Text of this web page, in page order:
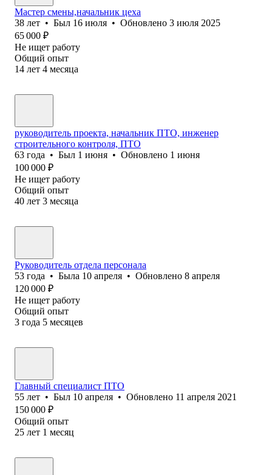
Мастер смены,начальник цеха
38 лет • Был 16 июля • Обновлено 3 июля 2025
65 000 ₽
Не ищет работу
Общий опыт
14 лет 4 месяца
руководитель проекта, начальник ПТО, инженер
строительного контроля, ПТО
63 года • Был 1 июня • Обновлено 1 июня
100 000 ₽
Не ищет работу
Общий опыт
40 лет 3 месяца
Руководитель отдела персонала
53 года • Была 10 апреля • Обновлено 8 апреля
120 000 ₽
Не ищет работу
Общий опыт
3 года 5 месяцев
Главный специалист ПТО
55 лет • Был 10 апреля • Обновлено 11 апреля 2021
150 000 ₽
Общий опыт
25 лет 1 месяц